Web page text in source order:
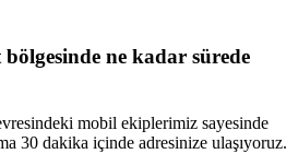
ne kadar sürede
mobil ekiplerimiz sayesinde
30 dakika içinde adresinize ulaşıyoruz.